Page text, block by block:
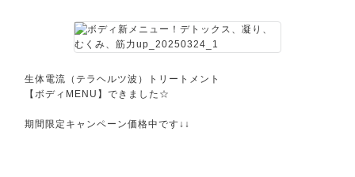
生体電流（テラヘルツ波）トリートメント
【ボディMENU】できました☆
期間限定キャンペーン価格中です↓↓